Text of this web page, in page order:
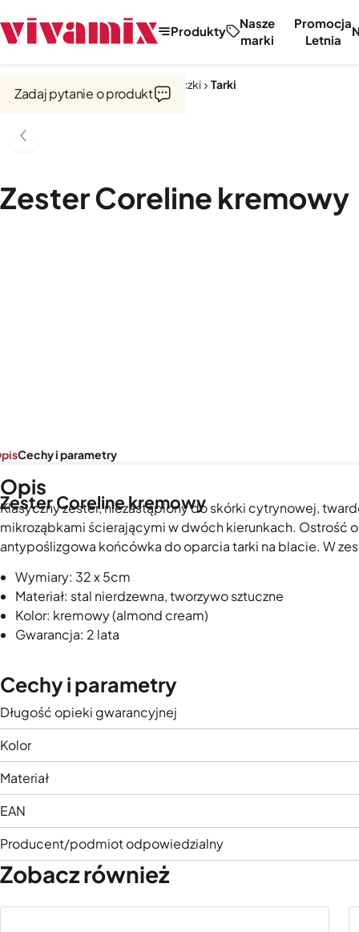
Produkty
Nasze
marki
Promocja
Letnia
Noże, tarki, obieraczki Tarki
Zester Coreline kremowy
Zadaj pytanie o produkt
Zester Coreline kremowy
Cechy i parametry
Opis
Klasyczny zester, niezastąpiony do skórki cytrynowej,
mikroząbkami ścierającymi w dwóch kierunkach. Ostrość
antypoślizgowa końcówka do oparcia tarki na blacie. W
Wymiary: 32 x 5cm
Materiał: stal nierdzewna, tworzywo sztuczne
Kolor: kremowy (almond cream)
Gwarancja: 2 lata
Cechy i parametry
Długość opieki gwarancyjnej
Kolor
Materiał
EAN
Producent/podmiot odpowiedzialny
Zobacz również